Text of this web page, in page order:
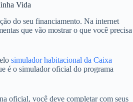
Vida
do seu financiamento. Na internet
que vão mostrar o que você precisa
simulador habitacional da Caixa
é o simulador oficial do programa
oficial, você deve completar com seus